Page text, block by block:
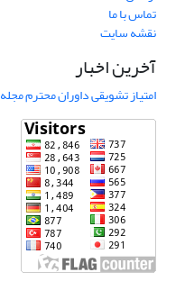
تماس با ما
نقشه سایت
آخرین اخبار
امتیاز تشویقی داوران محترم مجله